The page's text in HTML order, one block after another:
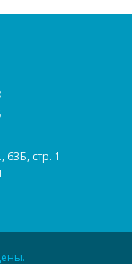
63Б, стр. 1